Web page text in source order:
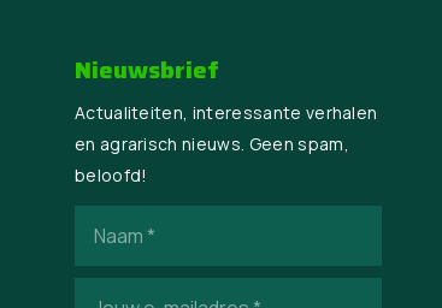
Nieuwsbrief
Actualiteiten, interessante verhalen
en agrarisch nieuws. Geen spam,
beloofd!